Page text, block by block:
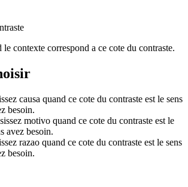
contexte correspond a ce cote du contraste.
causa quand ce cote du contraste est le sens
besoin.
motivo quand ce cote du contraste est le
avez besoin.
razao quand ce cote du contraste est le sens
besoin.